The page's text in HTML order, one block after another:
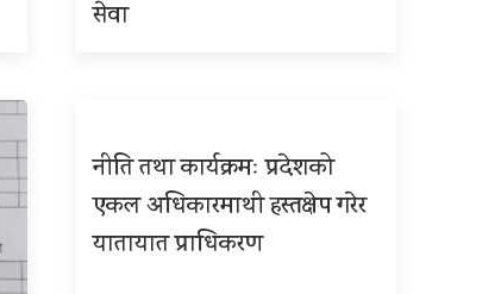
सेवा
नीति तथा कार्यक्रमः प्रदेशको
एकल अधिकारमाथी हस्तक्षेप गरेर
यातायात प्राधिकरण